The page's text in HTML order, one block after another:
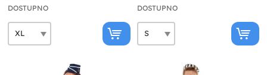
DOSTUPNO DOSTUPNO